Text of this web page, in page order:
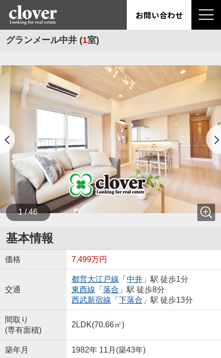
お問い合わせ
グランメール中井 (1室)
1 / 46
基本情報
価格 7,499万円
交通
都営大江戸線 「 中井」駅 徒歩1分
東西線 「 落合 」駅 徒歩8分
西武新宿線 「 下落合 」駅 徒歩13分
間取り
(専有面積)
2LDK(70.66㎡)
築年月 1982年 11月(築43年)